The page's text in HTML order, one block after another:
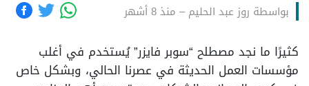
بواسطة روز عبد الحليم– منذ 8 أشهر
كثيرًا ما نجد مصطلح “سوبر فايزر” يُستخدم في أغلب
مؤسسات العمل الحديثة في عصرنا الحالي، وبشكل خاص